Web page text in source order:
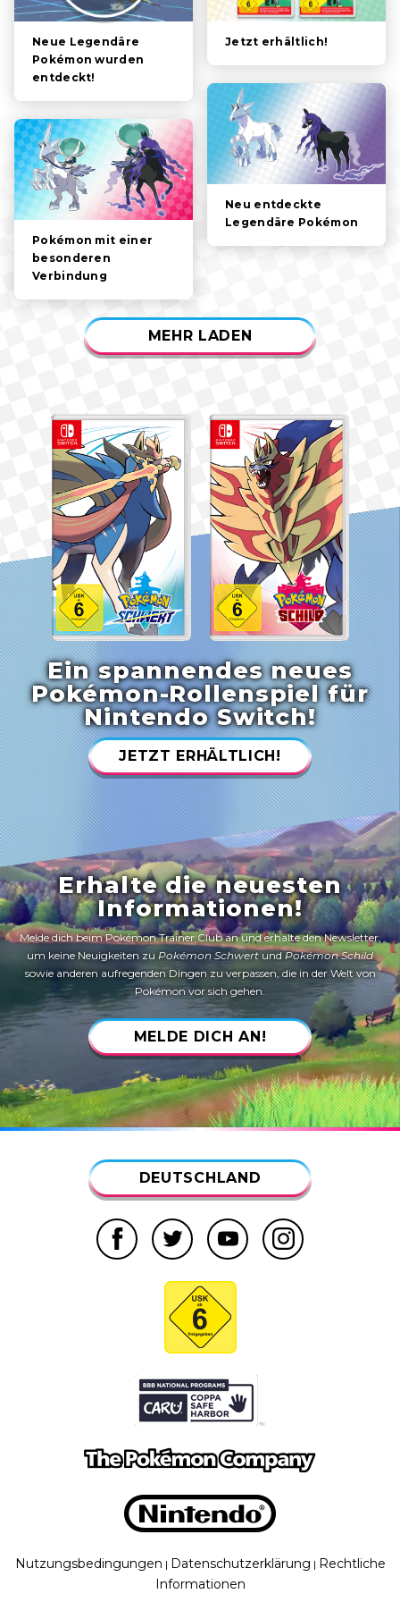
POKÉMON
PERSONEN
SPIELFUNKTIONEN
VIDEOS
Neue Legendäre
Pokémon wurden
entdeckt!
Jetzt erhältlich!
Neu entdeckte
Legendäre Pokémon
Pokémon mit einer
besonderen
Verbindung
MEHR LADEN
Ein spannendes neues
Pokémon-Rollenspiel für
Nintendo Switch!
JETZT ERHÄLTLICH!
Erhalte die neuesten
Informationen!
Melde dich beim Pokémon Trainer Club an und erhalte den Newsletter,
um keine Neuigkeiten zuPokémon SchwertundPokémon Schild
sowie anderen aufregenden Dingen zu verpassen, die in der Welt von
Pokémon vor sich gehen.
MELDE DICH AN!
DEUTSCHLAND
Nutzungsbedingungen | Datenschutzerklärung | Rechtliche
Informationen